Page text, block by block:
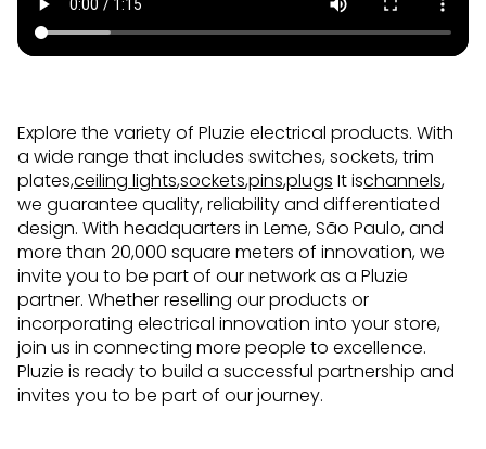
Explore the variety of Pluzie electrical products. With
a wide range that includes switches, sockets, trim
plates,ceiling lights,sockets,pins,plugs It ischannels,
we guarantee quality, reliability and differentiated
design. With headquarters in Leme, São Paulo, and
more than 20,000 square meters of innovation, we
invite you to be part of our network as a Pluzie
partner. Whether reselling our products or
incorporating electrical innovation into your store,
join us in connecting more people to excellence.
Pluzie is ready to build a successful partnership and
invites you to be part of our journey.